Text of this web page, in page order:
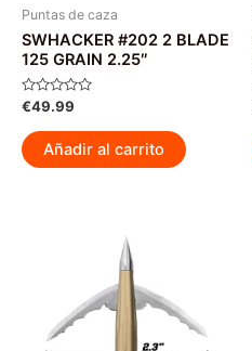
Puntas de caza
SWHACKER #202 2 BLADE
125 GRAIN 2.25″
Valorado
de
5
€49.99
Añadir al carrito